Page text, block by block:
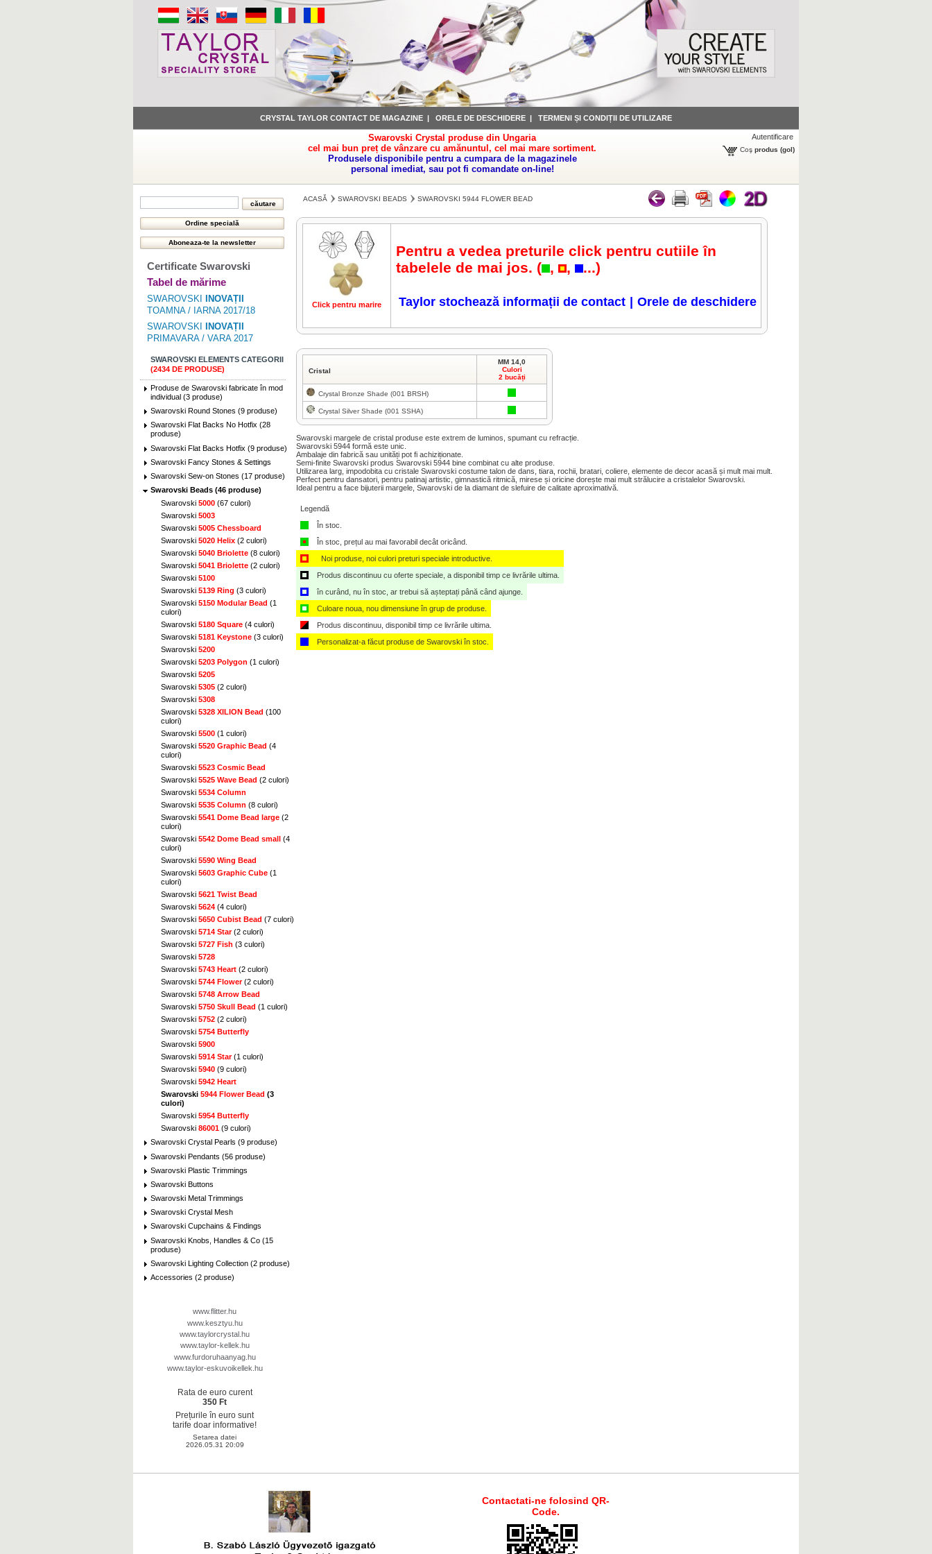
CRYSTAL TAYLOR CONTACT DE MAGAZINE | ORELE DE DESCHIDERE | TERMENI ȘI CONDIȚII DE UTILIZARE
Swarovski Crystal produse din Ungaria
cel mai bun preț de vânzare cu amănuntul, cel mai mare sortiment.
Produsele disponibile pentru a cumpara de la magazinele
personal imediat, sau pot fi comandate on-line!
Autentificare
Coş produs (gol)
Certificate Swarovski
Tabel de mărime
SWAROVSKI
INOVAȚII
TOAMNA / IARNA 2017/18
SWAROVSKI
INOVAȚII
PRIMAVARA / VARA 2017
SWAROVSKI ELEMENTS CATEGORII
(2434 DE PRODUSE)
Produse de Swarovski fabricate în mod
individual (3 produse)
Swarovski Round Stones (9 produse)
Swarovski Flat Backs No Hotfix (28
produse)
Swarovski Flat Backs Hotfix (9 produse)
Swarovski Fancy Stones & Settings
Swarovski Sew-on Stones (17 produse)
Swarovski Beads (46 produse)
Swarovski 5000 (67 culori)
Swarovski 5003
Swarovski 5005 Chessboard
Swarovski 5020 Helix (2 culori)
Swarovski 5040 Briolette (8 culori)
Swarovski 5041 Briolette (2 culori)
Swarovski 5100
Swarovski 5139 Ring (3 culori)
Swarovski 5150 Modular Bead (1
culori)
Swarovski 5180 Square (4 culori)
Swarovski 5181 Keystone (3 culori)
Swarovski 5200
Swarovski 5203 Polygon (1 culori)
Swarovski 5205
Swarovski 5305 (2 culori)
Swarovski 5308
Swarovski 5328 XILION Bead (100
culori)
Swarovski 5500 (1 culori)
Swarovski 5520 Graphic Bead (4
culori)
Swarovski 5523 Cosmic Bead
Swarovski 5525 Wave Bead (2 culori)
Swarovski 5534 Column
Swarovski 5535 Column (8 culori)
Swarovski 5541 Dome Bead large (2
culori)
Swarovski 5542 Dome Bead small (4
culori)
Swarovski 5590 Wing Bead
Swarovski 5603 Graphic Cube (1
culori)
Swarovski 5621 Twist Bead
Swarovski 5624 (4 culori)
Swarovski 5650 Cubist Bead (7 culori)
Swarovski 5714 Star(2 culori)
Swarovski 5727 Fish (3 culori)
Swarovski 5728
Swarovski 5743 Heart (2 culori)
Swarovski 5744 Flower(2 culori)
Swarovski 5748 Arrow Bead
Swarovski 5750 Skull Bead (1 culori)
Swarovski 5752 (2 culori)
Swarovski 5754 Butterfly
Swarovski 5900
Swarovski 5914 Star(1 culori)
Swarovski 5940 (9 culori)
Swarovski 5942 Heart
Swarovski 5944 Flower Bead (3
culori)
Swarovski 5954 Butterfly
Swarovski 86001 (9 culori)
Swarovski Crystal Pearls (9 produse)
Swarovski Pendants (56 produse)
Swarovski Plastic Trimmings
Swarovski Buttons
Swarovski Metal Trimmings
Swarovski Crystal Mesh
Swarovski Cupchains & Findings
Swarovski Knobs, Handles & Co (15
produse)
Swarovski Lighting Collection (2 produse)
Accessories (2 produse)
www.flitter.hu
www.kesztyu.hu
www.taylorcrystal.hu
www.taylor-kellek.hu
www.furdoruhaanyag.hu
www.taylor-eskuvoikellek.hu
Rata de euro curent
350 Ft
Prețurile în euro sunt
tarife doar informative!
Setarea datei
2026.05.31 20:09
ACASĂ SWAROVSKI BEADS SWAROVSKI 5944 FLOWER BEAD
Click pentru marire Click pentru marire Click pentru marire
Pentru a vedea preturile click pentru cutiile în
tabelele de mai jos. ( , , ...)
Taylor stochează informații de contact Orele de deschidere
Cristal
MM 14,0
Culori
2 bucăți
Crystal Bronze Shade (001 BRSH)
Crystal Silver Shade (001 SSHA)
Swarovski margele de cristal produse este extrem de luminos, spumant cu refracție.
Swarovski 5944 formă este unic.
Ambalaje din fabrică sau unități pot fi achiziționate.
Semi-finite Swarovski produs Swarovski 5944 bine combinat cu alte produse.
Utilizarea larg, impodobita cu cristale Swarovski costume talon de dans, tiara, rochii, bratari, coliere, elemente de decor acasă și mult mai mult.
Perfect pentru dansatori, pentru patinaj artistic, gimnastică ritmică, mirese și oricine dorește mai mult strălucire a cristalelor Swarovski.
Ideal pentru a face bijuterii margele, Swarovski de la diamant de slefuire de calitate aproximativă.
Legendă
În stoc.
În stoc, prețul au mai favorabil decât oricând.
Noi produse, noi culori preturi speciale introductive.
Produs discontinuu cu oferte speciale, a disponibil timp ce livrările ultima.
în curând, nu în stoc, ar trebui să așteptați până când ajunge.
Culoare noua, nou dimensiune în grup de produse.
Produs discontinuu, disponibil timp ce livrările ultima.
Personalizat-a făcut produse de Swarovski în stoc.
Contactati-ne folosind QR-
Code.